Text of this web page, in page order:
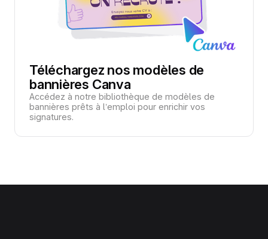
Téléchargez nos modèles de
bannières Canva
Accédez à notre bibliothèque de modèles de
bannières prêts à l’emploi pour enrichir vos
signatures.